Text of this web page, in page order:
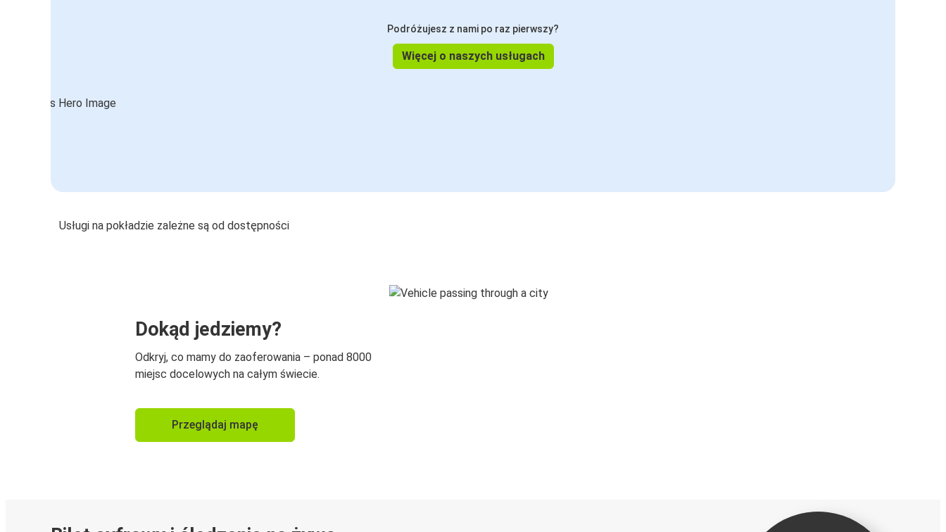
Podróżujesz z nami po raz pierwszy?
Więcej o naszych usługach
Usługi na pokładzie zależne są od dostępności
Dokąd jedziemy?
Odkryj, co mamy do zaoferowania – ponad 8000
miejsc docelowych na całym świecie.
Przeglądaj mapę